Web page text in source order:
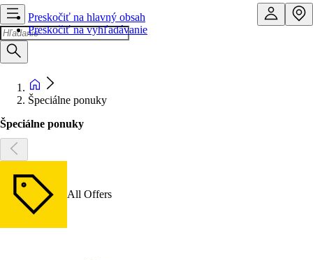
Preskočiť na hlavný obsah
Preskočiť na vyhľadávanie
Špeciálne ponuky
Špeciálne ponuky
All Offers